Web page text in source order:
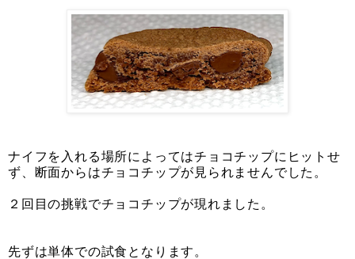
ナイフを入れる場所によってはチョコチップにヒットせ
ず、断面からはチョコチップが見られませんでした。
２回目の挑戦でチョコチップが現れました。
先ずは単体での試食となります。